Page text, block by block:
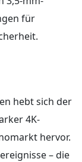
für
hebt sich der
4K-
hervor.
– die